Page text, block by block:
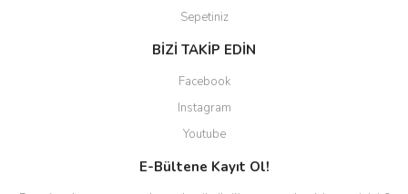
Sepetiniz
BİZİ TAKİP EDİN
Facebook
Instagram
Youtube
E-Bültene Kayıt Ol!